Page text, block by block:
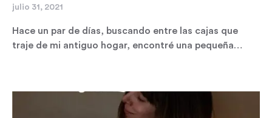
julio 31, 2021
Hace un par de días, buscando entre las cajas que
traje de mi antiguo hogar, encontré una pequeña…